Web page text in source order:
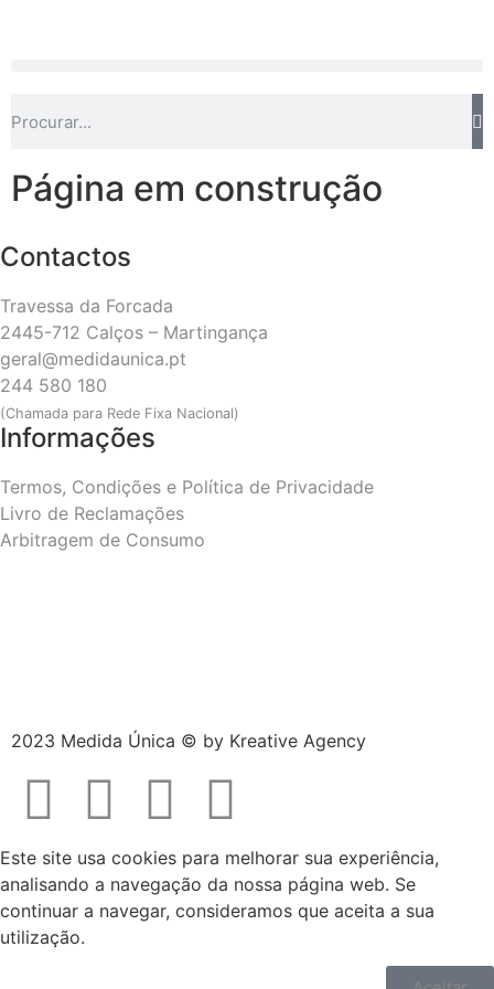
Página em construção
Contactos
Travessa da Forcada
2445-712 Calços – Martingança
geral@medidaunica.pt
244 580 180
(Chamada para Rede Fixa Nacional)
Informações
Termos, Condições e Política de Privacidade
Livro de Reclamações
Arbitragem de Consumo
2023 Medida Única © by Kreative Agency
Este site usa cookies para melhorar sua experiência,
analisando a navegação da nossa página web. Se
continuar a navegar, consideramos que aceita a sua
utilização.